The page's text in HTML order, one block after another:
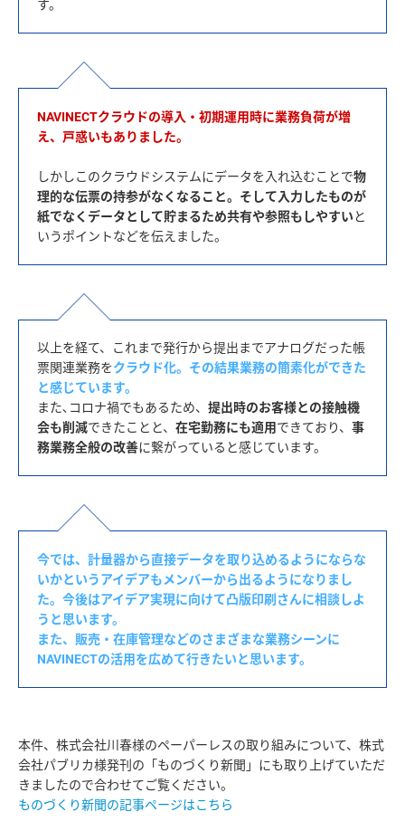
NAVINECTクラウドの導入・初期運用時に業務負荷が増
え、戸惑いもありました。
しかしこのクラウドシステムにデータを入れ込むことで物
理的な伝票の持参がなくなること。そして入力したものが
紙でなくデータとして貯まるため共有や参照もしやすい と
以上を経て、これまで発行から提出までアナログだった帳
票関連業務をクラウド化。その結果業務の簡素化ができた
と感じています。
また､コロナ禍でもあるため、 提出時のお客様との接触機
会も削減できたことと、 在宅勤務にも適用 できており、 事
務業務全般の改善
今では、計量器から直接データを取り込めるようにならな
いかというアイデアもメンバーから出るようになりまし
た。今後はアイデア実現に向けて凸版印刷さんに相談しよ
うと思います。
また、販売・在庫管理などのさまざまな業務シーンに
NAVINECTの活用を広めて行きたいと思います。
本件、株式会社川春様のペーパーレスの取り組みについて、株式
会社パブリカ様発刊の「ものづくり新聞」にも取り上げていただ
ものづくり新聞の記事ページはこちら